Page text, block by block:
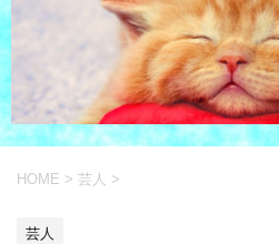
HOME > 芸人 >
芸人